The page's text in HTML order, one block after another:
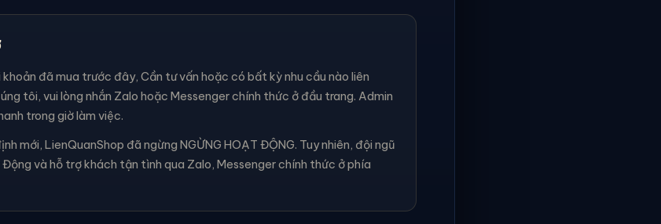
đã mua trước đây, Cần tư vấn hoặc có bất kỳ nhu cầu nào liên
tôi, vui lòng nhắn Zalo hoặc Messenger chính thức ở đầu trang. Admin
trong giờ làm việc.
mới, LienQuanShop đã ngừng NGỪNG HOẠT ĐỘNG. Tuy nhiên, đội ngũ
và hỗ trợ khách tận tình qua Zalo, Messenger chính thức ở phía